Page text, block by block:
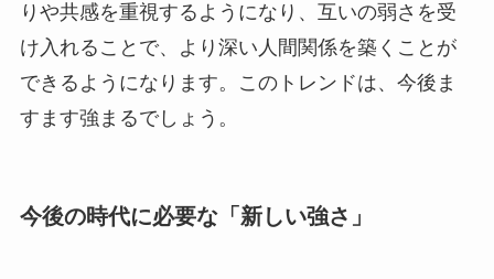
りや共感を重視するようになり、互いの弱さを受
け入れることで、より深い人間関係を築くことが
できるようになります。このトレンドは、今後ま
すます強まるでしょう。
今後の時代に必要な「新しい強さ」